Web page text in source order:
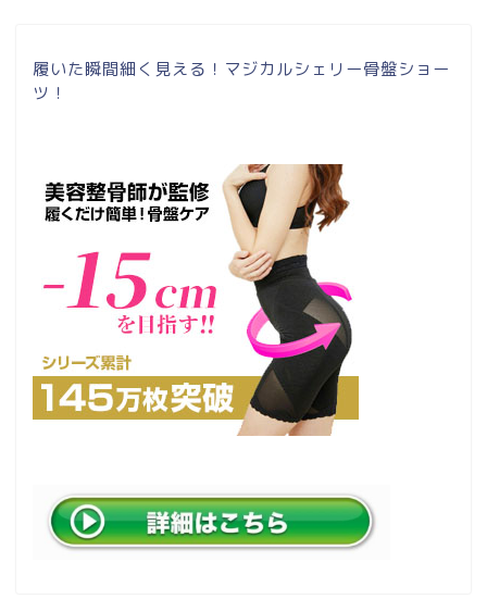
履いた瞬間細く見える！マジカルシェリー骨盤ショー
ツ！